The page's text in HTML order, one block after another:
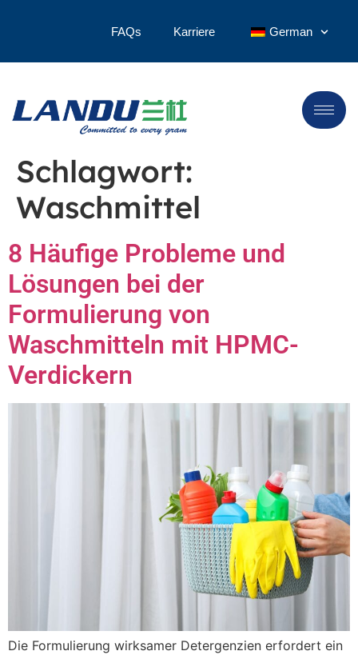
FAQs Karriere German
Schlagwort:
Waschmittel
8 Häufige Probleme und
Lösungen bei der
Formulierung von
Waschmitteln mit HPMC-
Verdickern
Die Formulierung wirksamer Detergenzien erfordert ein